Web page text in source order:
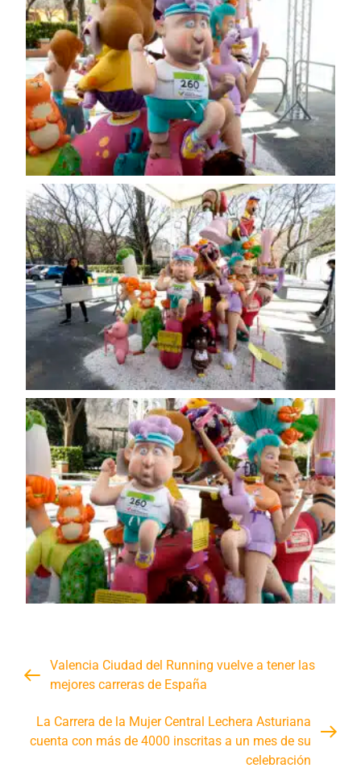
Valencia Ciudad del Running vuelve a tener las
mejores carreras de España
La Carrera de la Mujer Central Lechera Asturiana
cuenta con más de 4000 inscritas a un mes de su
celebración